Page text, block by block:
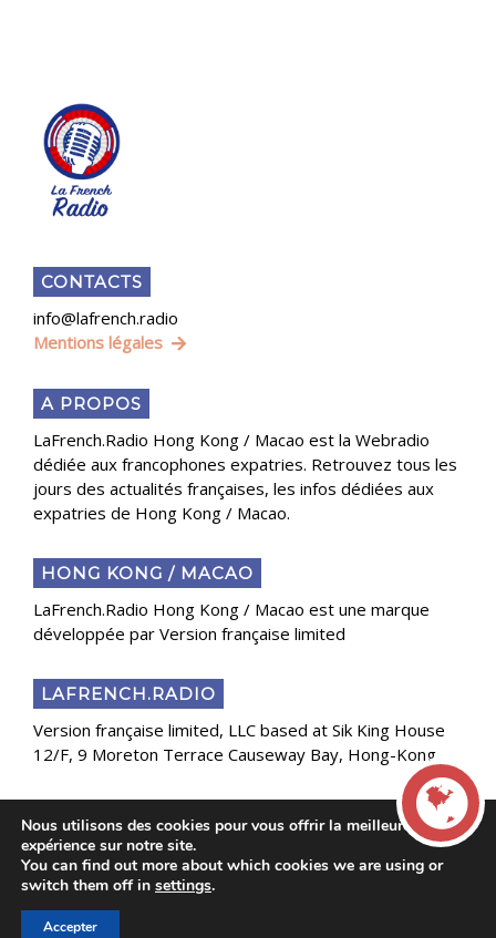
CONTACTS
info@lafrench.radio
Mentions légales
A PROPOS
LaFrench.Radio Hong Kong / Macao est la Webradio
dédiée aux francophones expatries. Retrouvez tous les
jours des actualités françaises, les infos dédiées aux
expatries de Hong Kong / Macao.
HONG KONG / MACAO
LaFrench.Radio Hong Kong / Macao est une marque
développée par Version française limited
LAFRENCH.RADIO
Version française limited, LLC based at Sik King House
12/F, 9 Moreton Terrace Causeway Bay, Hong-Kong
Copyright 2025 Presse Généraliste des Français de
l’Étranger
LIVE
Nous utilisons des cookies pour vous offrir la meilleure
expérience sur notre site.
You can find out more about which cookies we are using or
switch them off in settings.
Accepter